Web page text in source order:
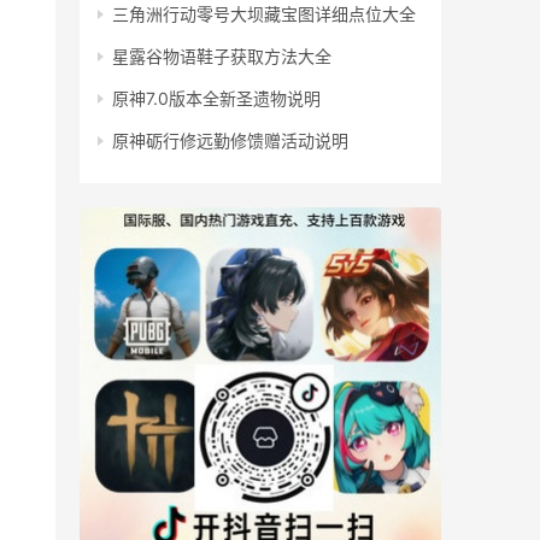
三角洲行动零号大坝藏宝图详细点位大全
星露谷物语鞋子获取方法大全
原神7.0版本全新圣遗物说明
原神砺行修远勤修馈赠活动说明